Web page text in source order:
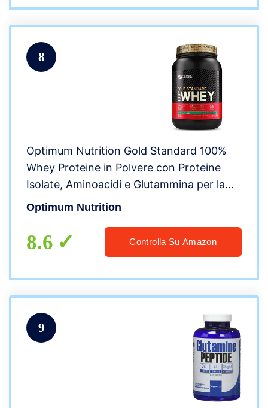
8
Optimum Nutrition Gold Standard 100%
Whey Proteine in Polvere con Proteine
Isolate, Aminoacidi e Glutammina per la
Massa Muscolare, Cioccolato Menta, 29
Variare
Optimum Nutrition
8.6 Controlla Su Amazon
9